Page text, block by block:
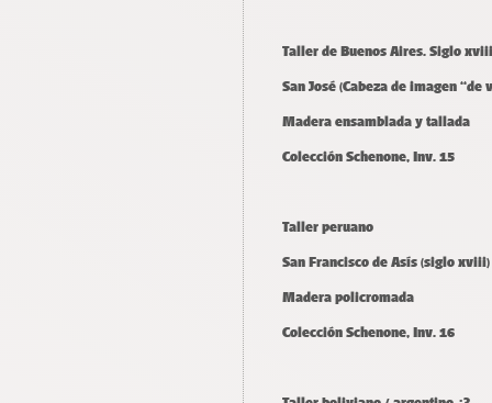
Taller de Buenos Aires. Siglo
San José (Cabeza de imagen “de
Madera ensamblada y tallada
Colección Schenone, Inv. 15
Taller peruano
San Francisco de Asís (siglo xviii)
Madera policromada
Colección Schenone, Inv. 16